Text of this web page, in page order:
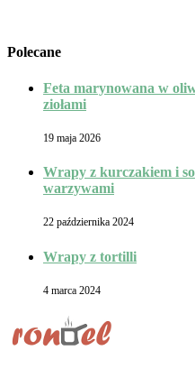
Polecane
Feta marynowana w
ziołami
19 maja 2026
Wrapy z kurczakiem i
warzywami
22 października 2024
Wrapy z tortilli
4 marca 2024